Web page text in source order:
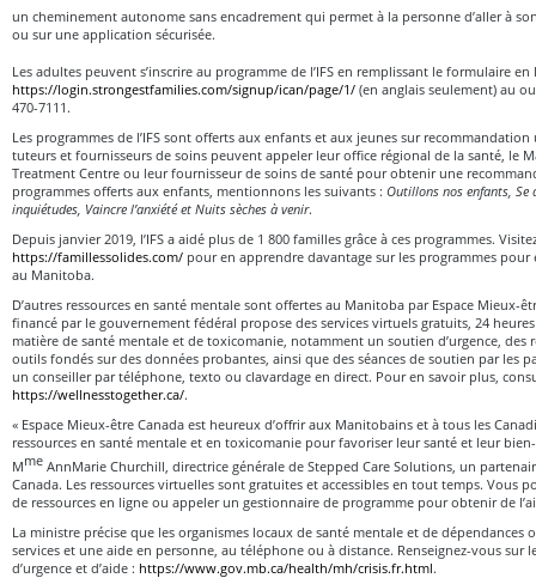
un cheminement autonome sans encadrement qui permet à la personne d’aller à
ou sur une application sécurisée.
Les adultes peuvent s’inscrire au programme de l’IFS en remplissant le formulaire en
https://login.strongestfamilies.com/signup/ican/page/1/ (en anglais seulement) au
470-7111.
Les programmes de l’IFS sont offerts aux enfants et aux jeunes sur
tuteurs et fournisseurs de soins peuvent appeler leur office régional de la santé, le
Treatment Centre ou leur fournisseur de soins de santé pour obtenir une
programmes offerts aux enfants, mentionnons les suivants : Outillons nos enfants, Se
inquiétudes, Vaincre l’anxiété et Nuits sèches à venir.
Depuis janvier 2019, l’IFS a aidé plus de 1 800 familles grâce à ces programmes.
https://famillessolides.com/ pour en apprendre davantage sur les programmes
au Manitoba.
D’autres ressources en santé mentale sont offertes au Manitoba par Espace Mieux-
financé par le gouvernement fédéral propose des services virtuels gratuits, 24
matière de santé mentale et de toxicomanie, notamment un soutien d’urgence, des
outils fondés sur des données probantes, ainsi que des séances de soutien par les
un conseiller par téléphone, texto ou clavardage en direct. Pour en savoir plus,
https://wellnesstogether.ca/.
« Espace Mieux-être Canada est heureux d’offrir aux Manitobains et à tous les
ressources en santé mentale et en toxicomanie pour favoriser leur santé et leur
Mme AnnMarie Churchill, directrice générale de Stepped Care Solutions, un
Canada. Les ressources virtuelles sont gratuites et accessibles en tout temps. Vous
de ressources en ligne ou appeler un gestionnaire de programme pour obtenir de
La ministre précise que les organismes locaux de santé mentale et de dépendances
services et une aide en personne, au téléphone ou à distance. Renseignez-vous sur
d’urgence et d’aide : https://www.gov.mb.ca/health/mh/crisis.fr.html.